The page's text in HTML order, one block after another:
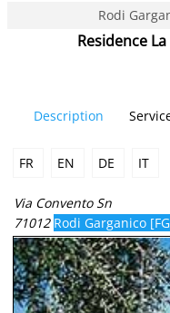
Rodi
Residence
Description
FR EN DE IT
Via Convento Sn
71012 Rodi Garganico